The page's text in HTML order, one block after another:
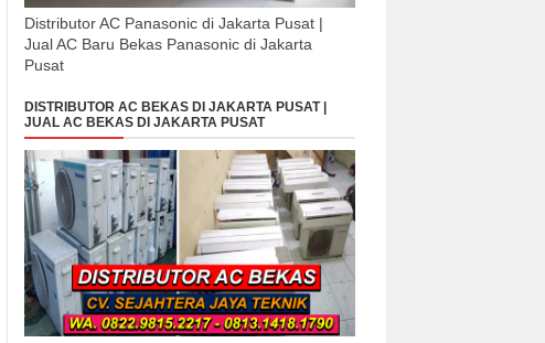
Distributor AC Panasonic di Jakarta Pusat |
Jual AC Baru Bekas Panasonic di Jakarta
Pusat
DISTRIBUTOR AC BEKAS DI JAKARTA PUSAT |
JUAL AC BEKAS DI JAKARTA PUSAT